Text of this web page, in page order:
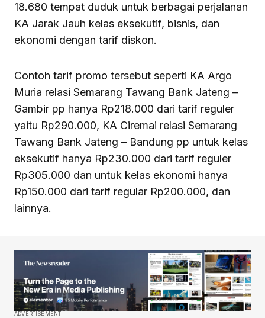
18.680 tempat duduk untuk berbagai perjalanan
KA Jarak Jauh kelas eksekutif, bisnis, dan
ekonomi dengan tarif diskon.
Contoh tarif promo tersebut seperti KA Argo
Muria relasi Semarang Tawang Bank Jateng –
Gambir pp hanya Rp218.000 dari tarif reguler
yaitu Rp290.000, KA Ciremai relasi Semarang
Tawang Bank Jateng – Bandung pp untuk kelas
eksekutif hanya Rp230.000 dari tarif reguler
Rp305.000 dan untuk kelas ekonomi hanya
Rp150.000 dari tarif regular Rp200.000, dan
lainnya.
ADVERTISEMENT